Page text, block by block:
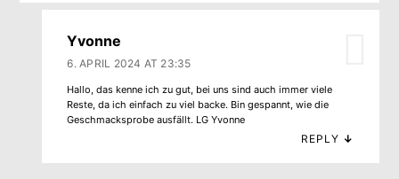
Yvonne
6. APRIL 2024 AT 23:35
Hallo, das kenne ich zu gut, bei uns sind auch immer viele
Reste, da ich einfach zu viel backe. Bin gespannt, wie die
Geschmacksprobe ausfällt. LG Yvonne
REPLY ↓